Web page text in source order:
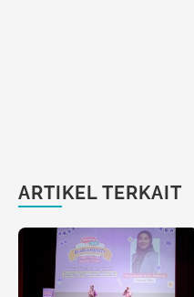
ARTIKEL TERKAIT